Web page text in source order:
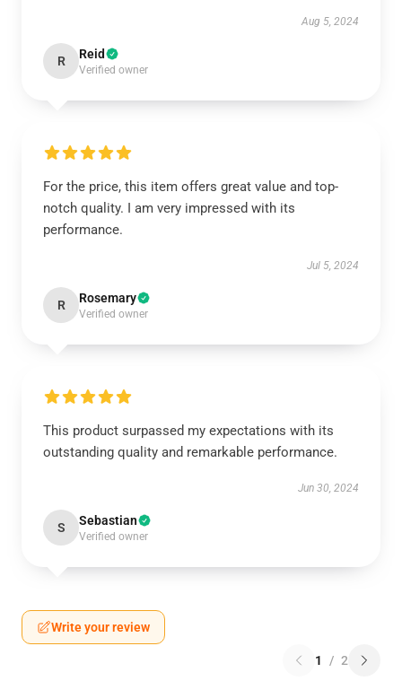
Aug 5, 2024
R Reid
Verified owner
For the price, this item offers great value and top-
notch quality. I am very impressed with its
performance.
Jul 5, 2024
R Rosemary
Verified owner
This product surpassed my expectations with its
outstanding quality and remarkable performance.
Jun 30, 2024
S Sebastian
Verified owner
Write your review
1 / 2